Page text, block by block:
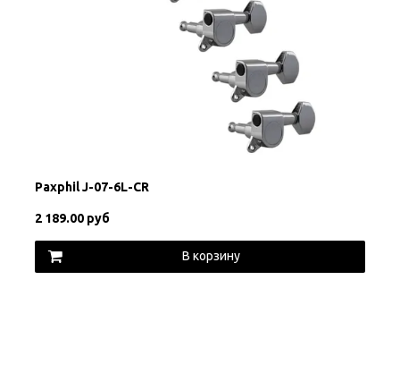
Paxphil J-07-6L-CR
2 189.00 руб
В корзину